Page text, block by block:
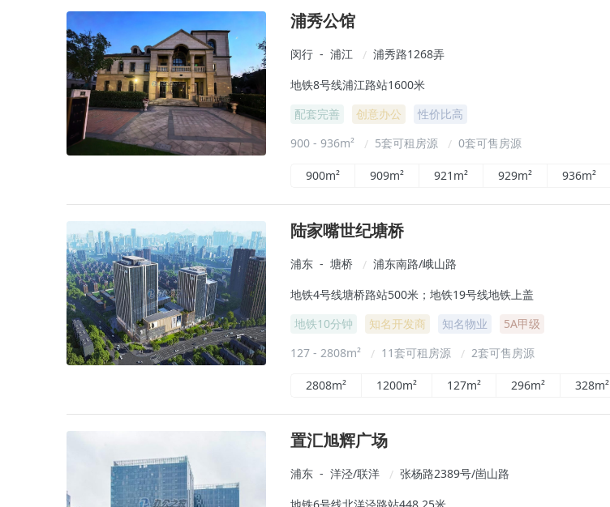
浦秀公馆
闵行 - 浦江 / 浦秀路1268弄
地铁8号线浦江路站1600米
配套完善
创意办公
性价比高
900 - 936m²
/ 5套可租房源 / 0套可售房源
900m² 909m² 921m² 929m² 936m²
陆家嘴世纪塘桥
浦东 - 塘桥 / 浦东南路/峨山路
地铁4号线塘桥路站500米；地铁19号线地铁上盖
地铁10分钟
知名开发商 知名物业
5A甲级
127 - 2808m²
/ 11套可租房源 / 2套可售房源
2808m² 1200m² 127m² 296m² 328m²
置汇旭辉广场
浦东 - 洋泾/联洋 / 张杨路2389号/崮山路